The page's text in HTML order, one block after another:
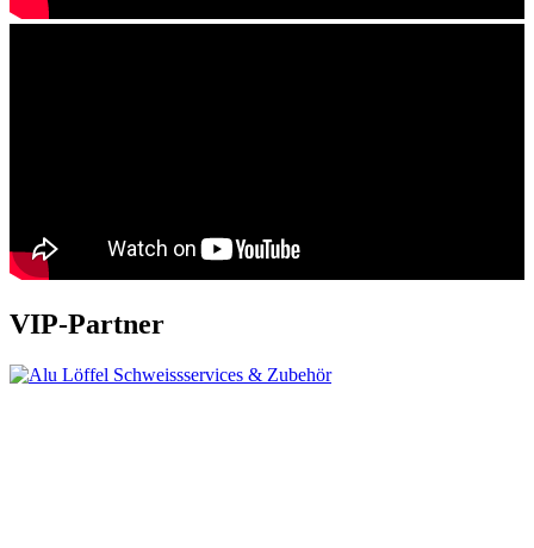
VIP-Partner